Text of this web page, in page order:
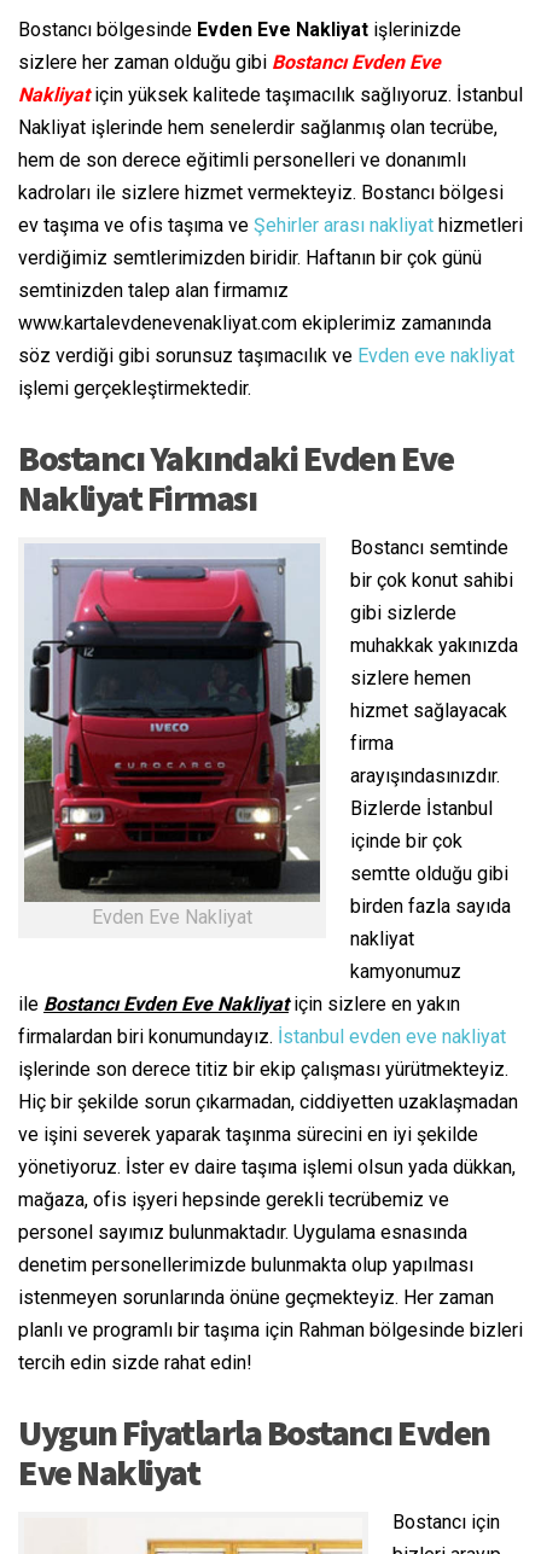
Bostancı bölgesinde Evden Eve Nakliyat işlerinizde
sizlere her zaman olduğu gibi Bostancı Evden Eve
Nakliyatiçin yüksek kalitede taşımacılık sağlıyoruz. İstanbul
Nakliyat işlerinde hem senelerdir sağlanmış olan tecrübe,
hem de son derece eğitimli personelleri ve donanımlı
kadroları ile sizlere hizmet vermekteyiz. Bostancı bölgesi
ev taşıma ve ofis taşıma ve Şehirler arası nakliyat hizmetleri
verdiğimiz semtlerimizden biridir. Haftanın bir çok günü
semtinizden talep alan firmamız
www.kartalevdenevenakliyat.com ekiplerimiz zamanında
söz verdiği gibi sorunsuz taşımacılık ve Evden eve nakliyat
işlemi gerçekleştirmektedir.
Bostancı Yakındaki Evden Eve
Nakliyat Firması
Evden Eve Nakliyat
Bostancı semtinde
bir çok konut sahibi
gibi sizlerde
muhakkak yakınızda
sizlere hemen
hizmet sağlayacak
firma
arayışındasınızdır.
Bizlerde İstanbul
içinde bir çok
semtte olduğu gibi
birden fazla sayıda
nakliyat
kamyonumuz
ile Bostancı Evden Eve Nakliyatiçin sizlere en yakın
firmalardan biri konumundayız. İstanbul evden eve nakliyat
işlerinde son derece titiz bir ekip çalışması yürütmekteyiz.
Hiç bir şekilde sorun çıkarmadan, ciddiyetten uzaklaşmadan
ve işini severek yaparak taşınma sürecini en iyi şekilde
yönetiyoruz. İster ev daire taşıma işlemi olsun yada dükkan,
mağaza, ofis işyeri hepsinde gerekli tecrübemiz ve
personel sayımız bulunmaktadır. Uygulama esnasında
denetim personellerimizde bulunmakta olup yapılması
istenmeyen sorunlarında önüne geçmekteyiz. Her zaman
planlı ve programlı bir taşıma için Rahman bölgesinde bizleri
tercih edin sizde rahat edin!
Uygun Fiyatlarla Bostancı Evden
Eve Nakliyat
Bostancı için